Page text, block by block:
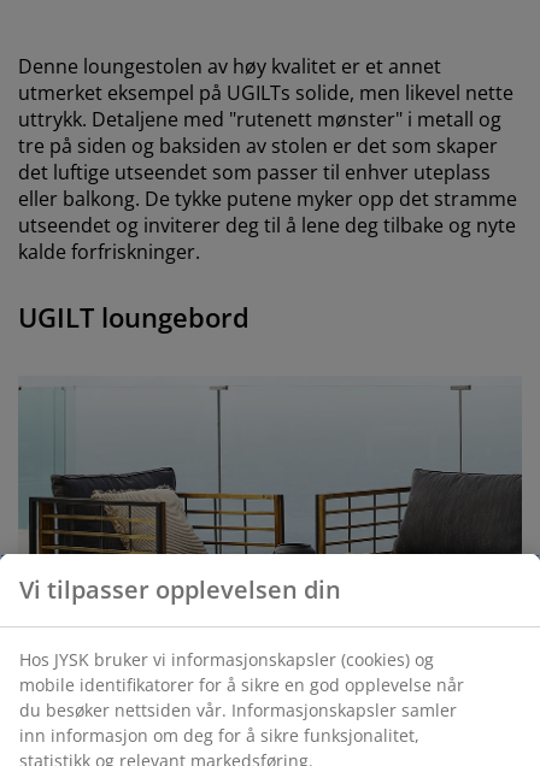
Denne loungestolen av høy kvalitet er et annet
utmerket eksempel på UGILTs solide, men likevel nette
uttrykk. Detaljene med "rutenett mønster" i metall og
tre på siden og baksiden av stolen er det som skaper
det luftige utseendet som passer til enhver uteplass
eller balkong. De tykke putene myker opp det stramme
utseendet og inviterer deg til å lene deg tilbake og nyte
kalde forfriskninger.
UGILT loungebord
Vi tilpasser opplevelsen din
Hos JYSK bruker vi informasjonskapsler (cookies) og
mobile identifikatorer for å sikre en god opplevelse når
du besøker nettsiden vår. Informasjonskapsler samler
inn informasjon om deg for å sikre funksjonalitet,
statistikk og relevant markedsføring.